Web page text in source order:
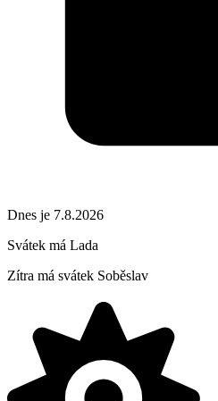
Dnes je 7.8.2026
Svátek má Lada
Zítra má svátek Soběslav